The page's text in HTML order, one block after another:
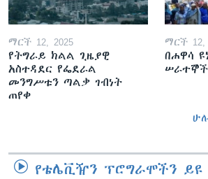
ማርች 12, 2025
የትግራይ ክልል ጊዜያዊ
አስተዳደር የፌደራል
መንግሥቱን ጣልቃ ገብነት
ጠየቀ
ማርች 12,
በሐዋሳ
የቴሌቪዥን ፕሮግራሞችን ይዩ